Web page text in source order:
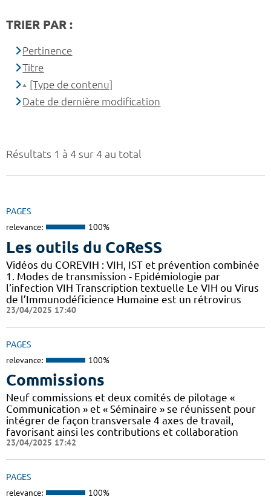
Résultats 1 à 4 sur 4 au total
PAGES
relevance: 100%
Les outils du CoReSS
Vidéos du COREVIH : VIH, IST et prévention combinée
1. Modes de transmission - Epidémiologie par
l'infection VIH Transcription textuelle Le VIH ou Virus
de l’Immunodéficience Humaine est un rétrovirus
23/04/2025 17:40
PAGES
relevance: 100%
Commissions
Neuf commissions et deux comités de pilotage «
Communication » et « Séminaire » se réunissent pour
intégrer de façon transversale 4 axes de travail,
favorisant ainsi les contributions et collaboration
23/04/2025 17:42
PAGES
relevance: 100%
TRIER PAR :
Pertinence
Titre
[Type de contenu]
Date de dernière modification